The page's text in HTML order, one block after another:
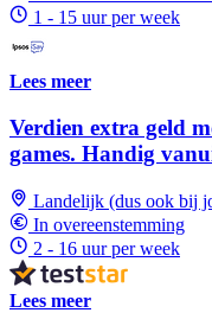
1 - 15 uur per week
Lees meer
Verdien extra geld
games. Handig
Landelijk (dus ook bij
In overeenstemming
2 - 16 uur per week
Lees meer